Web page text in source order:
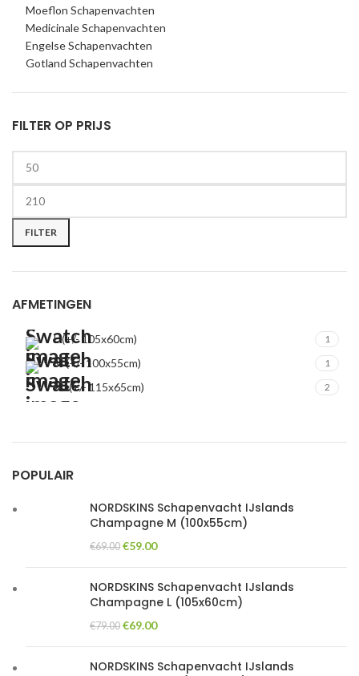
Moeflon Schapenvachten
Medicinale Schapenvachten
Engelse Schapenvachten
Gotland Schapenvachten
FILTER OP PRIJS
Min
price
Max
price
FILTER
AFMETINGEN
L (+/- 105x60cm) 1
M (+/- 100x55cm) 1
XL (+/- 115x65cm) 2
POPULAIR
NORDSKINS Schapenvacht IJslands
Champagne M (100x55cm)
€69.00 Original
was:
€69.00.
€59.00Current
is:
€59.00.
NORDSKINS Schapenvacht IJslands
Champagne L (105x60cm)
€79.00 Original
was:
€69.00Current
is:
NORDSKINS Schapenvacht IJslands